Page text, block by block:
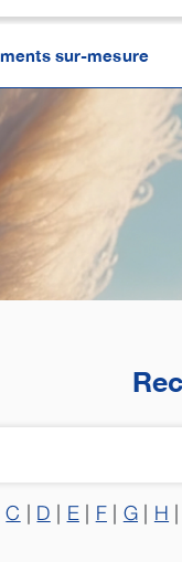
sur-mesure
|C D E| F| G H